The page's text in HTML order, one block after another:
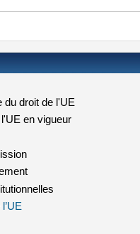
du droit de l'UE
en vigueur
externe)